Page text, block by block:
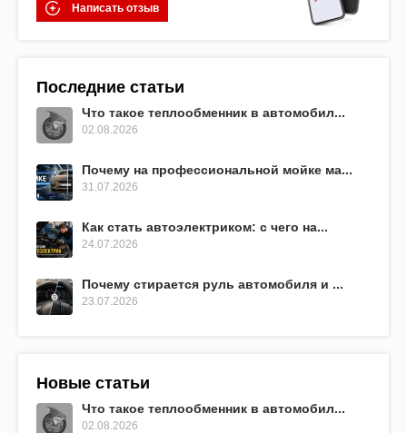
Написать отзыв
Последние статьи
Что такое теплообменник в автомобил...
02.08.2026
Почему на профессиональной мойке ма...
31.07.2026
Как стать автоэлектриком: с чего на...
24.07.2026
Почему стирается руль автомобиля и ...
23.07.2026
Новые статьи
Что такое теплообменник в автомобил...
02.08.2026